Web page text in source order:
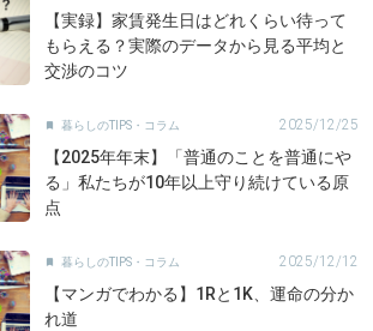
【実録】家賃発生日はどれくらい待って
もらえる？実際のデータから見る平均と
交渉のコツ
 暮らしのTIPS・コラム 2025/12/25
【2025年年末】「普通のことを普通にや
る」私たちが10年以上守り続けている原
点
 暮らしのTIPS・コラム 2025/12/12
【マンガでわかる】1Rと1K、運命の分か
れ道